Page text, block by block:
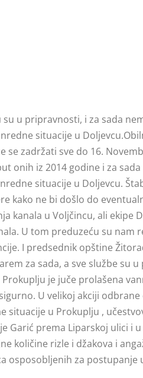
u pripravnosti, i za sada
situacije u
se zadržati sve do 16.
onih iz 2014 godine i za
situacije u Doljevcu.
kako ne bi došlo do
kanala u Voljčincu, ali ekipe
U tom preduzeću su
I predsednik opštine
za sada, a sve službe su
je juče prolašena
U velikoj akciji
situacije u Prokuplju ,
Garić prema Liparskoj ulici i
količine rizle i džakova i
osposobljenih za